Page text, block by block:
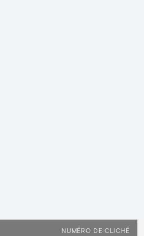
NUMÉRO DE CLICHÉ